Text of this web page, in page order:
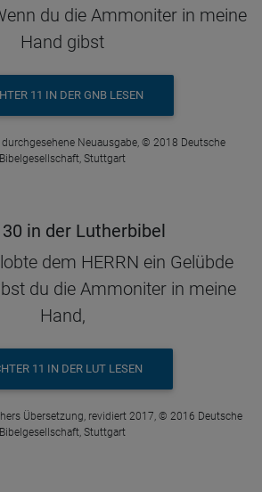
du die Ammoniter in meine
Hand gibst
11 IN DER GNB LESEN
Neuausgabe, © 2018 Deutsche
Bibelgesellschaft, Stuttgart
30 in der Lutherbibel
dem HERRN ein Gelübde
du die Ammoniter in meine
Hand,
11 IN DER LUT LESEN
Übersetzung, revidiert 2017, © 2016 Deutsche
Bibelgesellschaft, Stuttgart